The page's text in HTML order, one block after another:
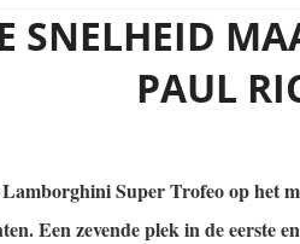
SNELHEID
PAUL
Lamborghini Super Trofeo op het
Een zevende plek in de eerste